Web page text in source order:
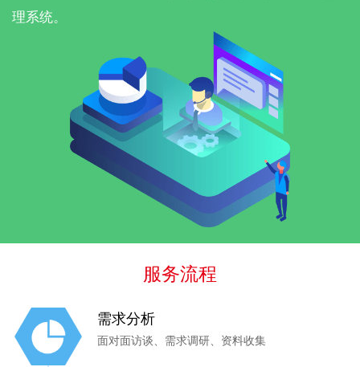
理系统。
服务流程
需求分析
面对面访谈、需求调研、资料收集